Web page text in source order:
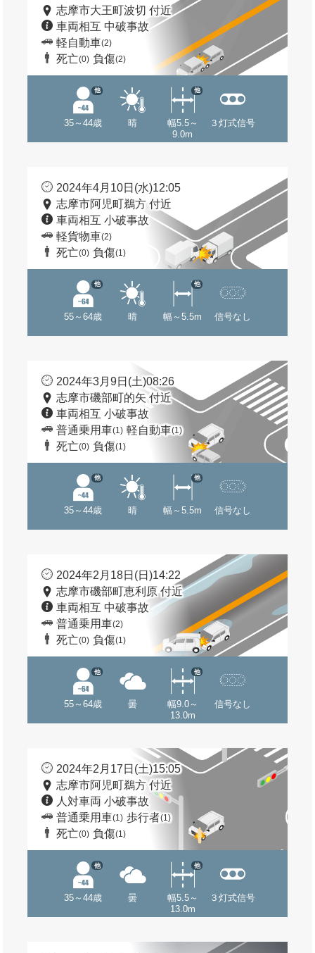
志摩市大王町波切 付近
車両相互 中破事故
軽自動車(2)
死亡(0) 負傷(2)
35～44歳
他
晴
幅5.5～
9.0m
他
３灯式信号
2024年4月10日(水)12:05
志摩市阿児町鵜方 付近
車両相互 小破事故
軽貨物車(2)
死亡(0) 負傷(1)
55～64歳
他
晴 幅～5.5m
他
信号なし
2024年3月9日(土)08:26
志摩市磯部町的矢 付近
車両相互 小破事故
普通乗用車(1) 軽自動車(1)
死亡(0) 負傷(1)
35～44歳
他
晴 幅～5.5m
他
信号なし
2024年2月18日(日)14:22
志摩市磯部町恵利原 付近
車両相互 中破事故
普通乗用車(2)
死亡(0) 負傷(1)
55～64歳
他
曇
幅9.0～
13.0m
他
信号なし
2024年2月17日(土)15:05
志摩市阿児町鵜方 付近
人対車両 小破事故
普通乗用車(1) 歩行者(1)
死亡(0) 負傷(1)
35～44歳
他
曇
幅5.5～
13.0m
他
３灯式信号